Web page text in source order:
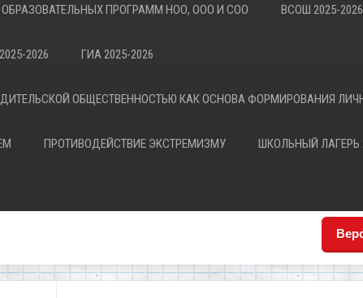
ПРОГРАММ НОО, ООО И СОО ВСОШ 2025-2026
2026 ГИА 2025-2026
ОБЩЕСТВЕННОСТЬЮ КАК ОСНОВА ФОРМИРОВАНИЯ
ПРОТИВОДЕЙСТВИЕ ЭКСТРЕМИЗМУ ШКОЛЬНЫЙ ЛАГЕРЬ